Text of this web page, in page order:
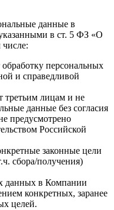
данные в
в ст. 5 ФЗ «О
персональных
и справедливой
третьим лицам и не
данные без согласия
предусмотрено
Российской
законные цели
сбора/получения)
данных в Компании
конкретных, заранее
целей.